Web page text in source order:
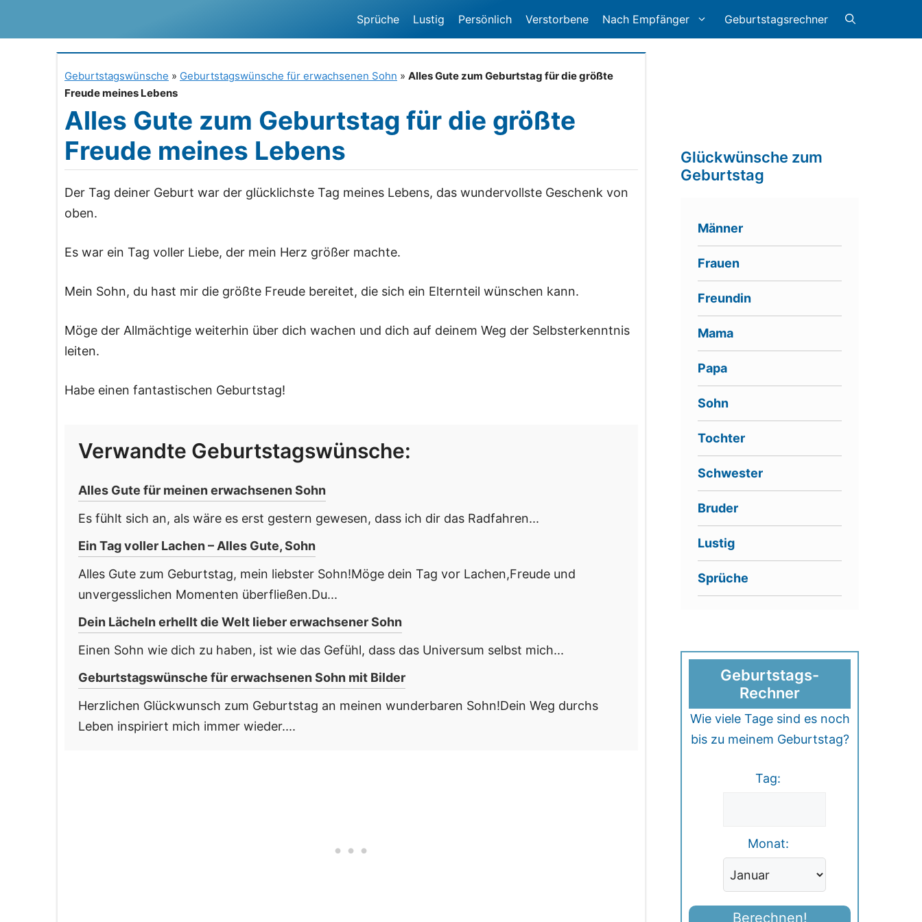
Sprüche Lustig Persönlich Verstorbene Nach Empfänger Geburtstagsrechner
Geburtstagswünsche » Geburtstagswünsche für erwachsenen Sohn » Alles Gute zum Geburtstag für die größte
Freude meines Lebens
Alles Gute zum Geburtstag für die größte
Freude meines Lebens
Der Tag deiner Geburt war der glücklichste Tag meines Lebens, das wundervollste Geschenk von
oben.
Es war ein Tag voller Liebe, der mein Herz größer machte.
Mein Sohn, du hast mir die größte Freude bereitet, die sich ein Elternteil wünschen kann.
Möge der Allmächtige weiterhin über dich wachen und dich auf deinem Weg der Selbsterkenntnis
leiten.
Habe einen fantastischen Geburtstag!
Verwandte Geburtstagswünsche:
Alles Gute für meinen erwachsenen Sohn
Es fühlt sich an, als wäre es erst gestern gewesen, dass ich dir das Radfahren...
Ein Tag voller Lachen – Alles Gute, Sohn
Alles Gute zum Geburtstag, mein liebster Sohn!Möge dein Tag vor Lachen,Freude und
unvergesslichen Momenten überfließen.Du...
Dein Lächeln erhellt die Welt lieber erwachsener Sohn
Einen Sohn wie dich zu haben, ist wie das Gefühl, dass das Universum selbst mich...
Geburtstagswünsche für erwachsenen Sohn mit Bilder
Herzlichen Glückwunsch zum Geburtstag an meinen wunderbaren Sohn!Dein Weg durchs
Leben inspiriert mich immer wieder....
Glückwünsche zum
Geburtstag
Männer
Frauen
Freundin
Mama
Papa
Sohn
Tochter
Schwester
Bruder
Lustig
Sprüche
Geburtstags-
Rechner
Wie viele Tage sind es noch
bis zu meinem Geburtstag?
Tag:
Monat:
Berechnen!